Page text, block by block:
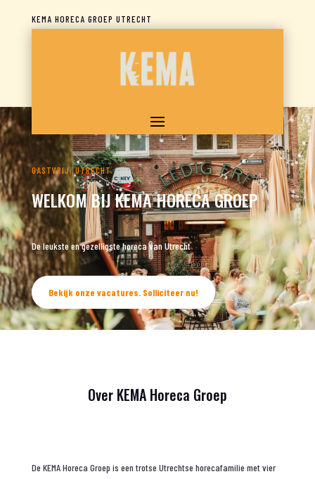
KEMA HORECA GROEP UTRECHT
GASTVRIJ. UTRECHT.
WELKOM BIJ KEMA HORECA GROEP
De leukste en gezelligste horeca van Utrecht
Bekijk onze vacatures. Solliciteer nu!
Over KEMA Horeca Groep
De KEMA Horeca Groep is een trotse Utrechtse horecafamilie met vier